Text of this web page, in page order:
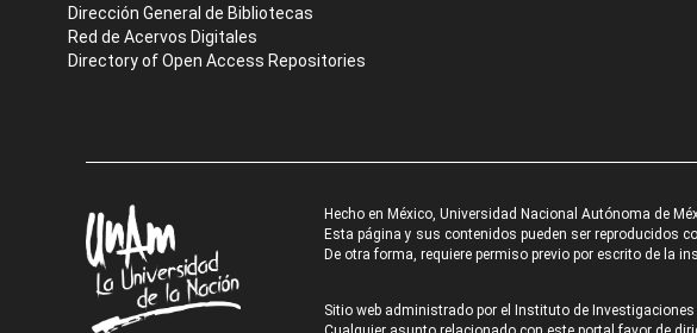
Dirección General de Bibliotecas
Red de Acervos Digitales
Directory of Open Access Repositories
Hecho en México, Universidad Nacional Autónoma de
Esta página y sus contenidos pueden ser reproducidos
De otra forma, requiere permiso previo por escrito de la
Sitio web administrado por el Instituto de